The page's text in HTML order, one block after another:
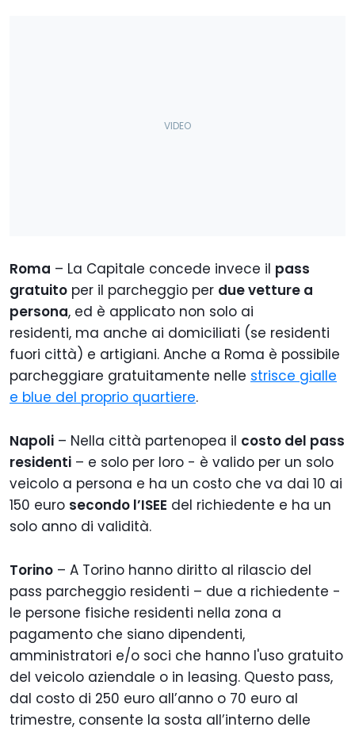
Roma – La Capitale concede invece il pass
gratuito per il parcheggio per due vetture a
persona, ed è applicato non solo ai
residenti, ma anche ai domiciliati (se residenti
fuori città) e artigiani. Anche a Roma è possibile
parcheggiare gratuitamente nelle strisce gialle
e blue del proprio quartiere.
Napoli – Nella città partenopea il costo del pass
residenti – e solo per loro - è valido per un solo
veicolo a persona e ha un costo che va dai 10 ai
150 euro secondo l’ISEE del richiedente e ha un
solo anno di validità.
Torino – A Torino hanno diritto al rilascio del
pass parcheggio residenti – due a richiedente -
le persone fisiche residenti nella zona a
pagamento che siano dipendenti,
amministratori e/o soci che hanno l'uso gratuito
del veicolo aziendale o in leasing. Questo pass,
dal costo di 250 euro all’anno o 70 euro al
trimestre, consente la sosta all’interno delle